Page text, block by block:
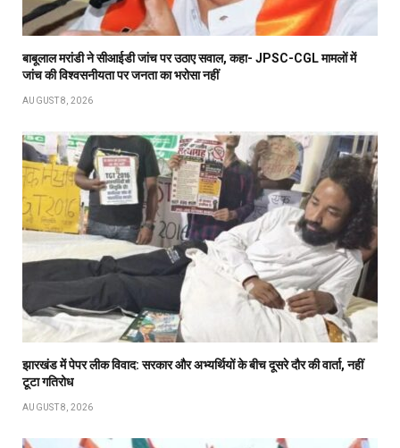
बाबूलाल मरांडी ने सीआईडी जांच पर उठाए सवाल, कहा- JPSC-CGL मामलों में
जांच की विश्वसनीयता पर जनता का भरोसा नहीं
AUGUST 8, 2026
झारखंड में पेपर लीक विवाद: सरकार और अभ्यर्थियों के बीच दूसरे दौर की वार्ता, नहीं
टूटा गतिरोध
AUGUST 8, 2026